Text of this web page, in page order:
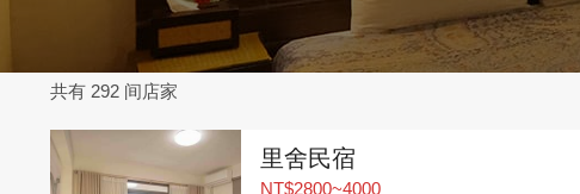
共有 292 间店家
里舍民宿
NT$2800~4000